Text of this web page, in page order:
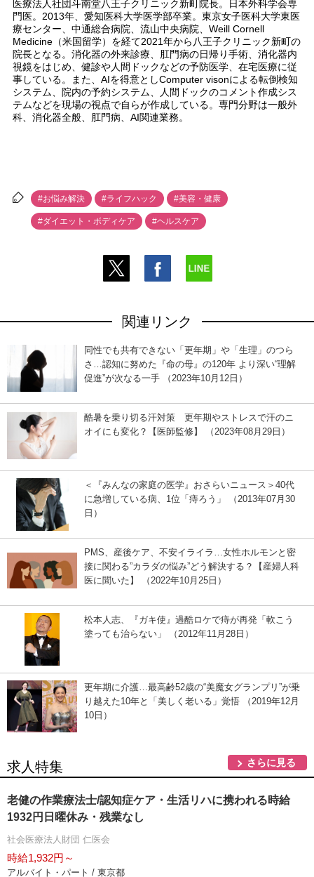
医療法人社団斗南堂八王子クリニック新町院長。日本外科学会専
門医。2013年、愛知医科大学医学部卒業。東京女子医科大学東医
療センター、中通総合病院、流山中央病院、Weill Cornell
Medicine（米国留学）を経て2021年から八王子クリニック新町の
院長となる。消化器の外来診療、肛門病の日帰り手術、消化器内
視鏡をはじめ、健診や人間ドックなどの予防医学、在宅医療に従
事している。また、AIを得意としComputer visonによる転倒検知
システム、院内の予約システム、人間ドックのコメント作成シス
テムなどを現場の視点で自らが作成している。専門分野は一般外
科、消化器全般、肛門病、AI関連業務。
#お悩み解決 #ライフハック #美容・健康
#ダイエット・ボディケア #ヘルスケア
関連リンク
同性でも共有できない「更年期」や「生理」のつら
さ…認知に努めた『命の母』の120年 より深い“理解
促進”が次なる一手 （2023年10月12日）
酷暑を乗り切る汗対策 更年期やストレスで汗のニ
オイにも変化？【医師監修】 （2023年08月29日）
＜『みんなの家庭の医学』おさらいニュース＞40代
に急増している病、1位「痔ろう」 （2013年07月30
日）
PMS、産後ケア、不安イライラ…女性ホルモンと密
接に関わる”カラダの悩み”どう解決する？【産婦人科
医に聞いた】 （2022年10月25日）
松本人志、『ガキ使』過酷ロケで痔が再発「軟こう
塗っても治らない」 （2012年11月28日）
更年期に介護…最高齢52歳の“美魔女グランプリ”が乗
り越えた10年と「美しく老いる」覚悟 （2019年12月
10日）
求人特集 さらに見る
老健の作業療法士/認知症ケア・生活リハに携われる時給
1932円日曜休み・残業なし
社会医療法人財団 仁医会
時給1,932円～
アルバイト・パート / 東京都